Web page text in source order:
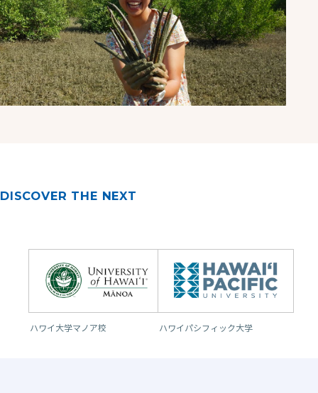
DISCOVER THE NEXT
ハワイ大学マノア校 ハワイパシフィック大学